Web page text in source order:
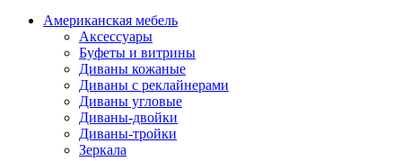
Американская мебель
Аксессуары
Буфеты и витрины
Диваны кожаные
Диваны с реклайнерами
Диваны угловые
Диваны-двойки
Диваны-тройки
Зеркала